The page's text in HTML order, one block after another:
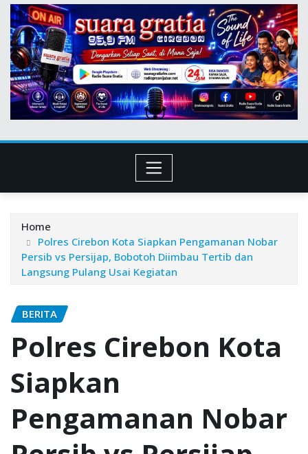
Home
Polres Cirebon Kota Siapkan Pengamanan Nobar
Persib vs Persijap, Bobotoh Diimbau Tertib dan
Langsung Pulang Usai Kegiatan
BERITA
Polres Cirebon Kota
Siapkan
Pengamanan Nobar